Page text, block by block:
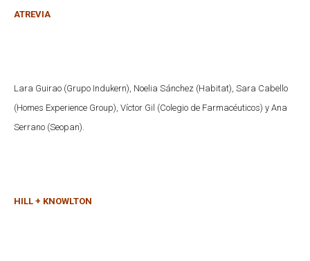
ATREVIA
Lara Guirao (Grupo Indukern), Noelia Sánchez (Habitat), Sara Cabello
(Homes Experience Group), Víctor Gil (Colegio de Farmacéuticos) y Ana
Serrano (Seopan).
HILL + KNOWLTON